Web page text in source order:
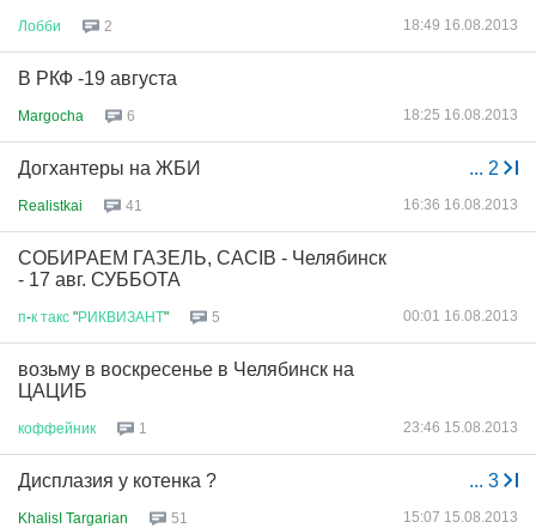
Лобби 2 18:49 16.08.2013
В РКФ -19 августа
Margocha 6 18:25 16.08.2013
... 2
Догхантеры на ЖБИ
Realistkai 41 16:36 16.08.2013
СОБИРАЕМ ГАЗЕЛЬ, CACIB - Челябинск
- 17 авг. СУББОТА
п-к такс "РИКВИЗАНТ" 5 00:01 16.08.2013
возьму в воскресенье в Челябинск на
ЦАЦИБ
коффейник 1 23:46 15.08.2013
... 3
Дисплазия у котенка ?
KhalisI Targarian 51 15:07 15.08.2013